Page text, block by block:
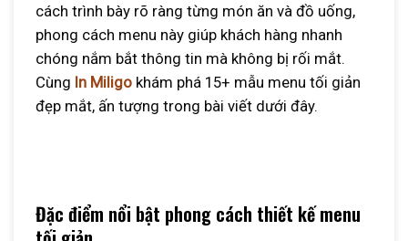
cách trình bày rõ ràng từng món ăn và đồ uống,
phong cách menu này giúp khách hàng nhanh
chóng nắm bắt thông tin mà không bị rối mắt.
Cùng In Miligo khám phá 15+ mẫu menu tối giản
đẹp mắt, ấn tượng trong bài viết dưới đây.
Đặc điểm nổi bật phong cách thiết kế menu